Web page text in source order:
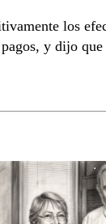
los
y dijo que